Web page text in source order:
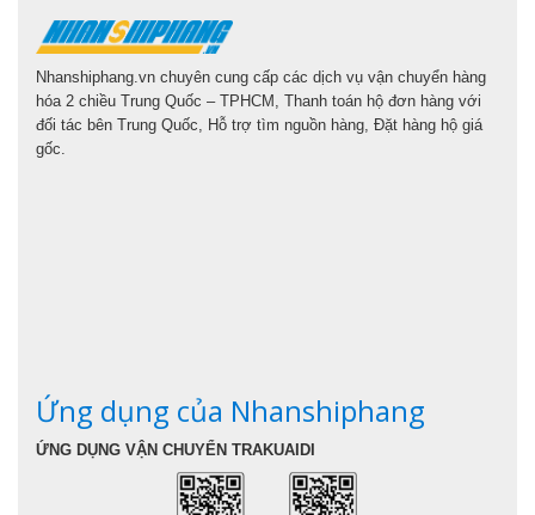
Nhanshiphang.vn chuyên cung cấp các dịch vụ vận chuyển hàng
hóa 2 chiều Trung Quốc – TPHCM, Thanh toán hộ đơn hàng với
đối tác bên Trung Quốc, Hỗ trợ tìm nguồn hàng, Đặt hàng hộ giá
gốc.
Ứng dụng của Nhanshiphang
ỨNG DỤNG VẬN CHUYỂN TRAKUAIDI